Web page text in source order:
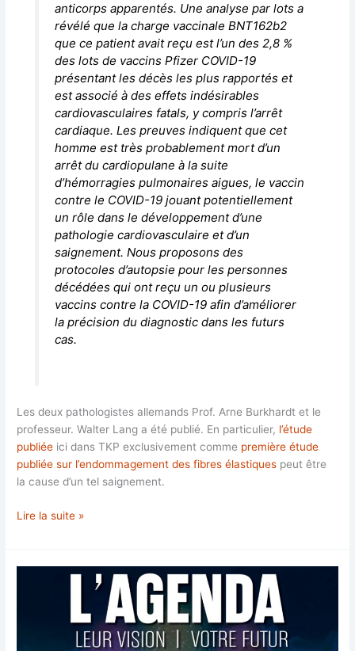
anticorps apparentés. Une analyse par lots a
révélé que la charge vaccinale BNT162b2
que ce patient avait reçu est l’un des 2,8 %
des lots de vaccins Pfizer COVID-19
présentant les décès les plus rapportés et
est associé à des effets indésirables
cardiovasculaires fatals, y compris l’arrêt
cardiaque. Les preuves indiquent que cet
homme est très probablement mort d’un
arrêt du cardiopulane à la suite
d’hémorragies pulmonaires aigues, le vaccin
contre le COVID-19 jouant potentiellement
un rôle dans le développement d’une
pathologie cardiovasculaire et d’un
saignement. Nous proposons des
protocoles d’autopsie pour les personnes
décédées qui ont reçu un ou plusieurs
vaccins contre la COVID-19 afin d’améliorer
la précision du diagnostic dans les futurs
cas.
Les deux pathologistes allemands Prof. Arne Burkhardt et le
professeur. Walter Lang a été publié. En particulier, l’étude
publiée ici dans TKP exclusivement comme première étude
publiée sur l’endommagement des fibres élastiques peut être
la cause d’un tel saignement.
Une
associe
Lire la suite »